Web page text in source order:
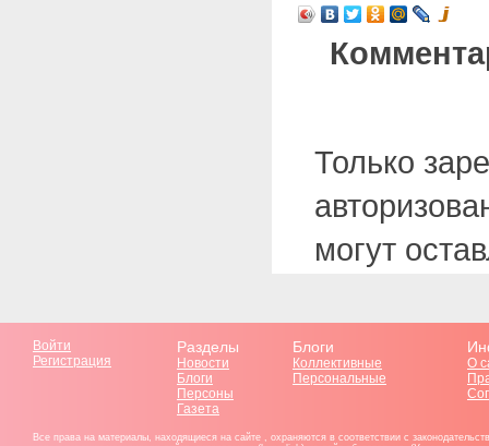
Только
могут
Войти
Регистрация
Разделы
Новости
Блоги
Персоны
Газета
Блоги
Коллективные
Персональные
О
Все права на материалы, находящиеся на сайте , охраняются в соответствии с